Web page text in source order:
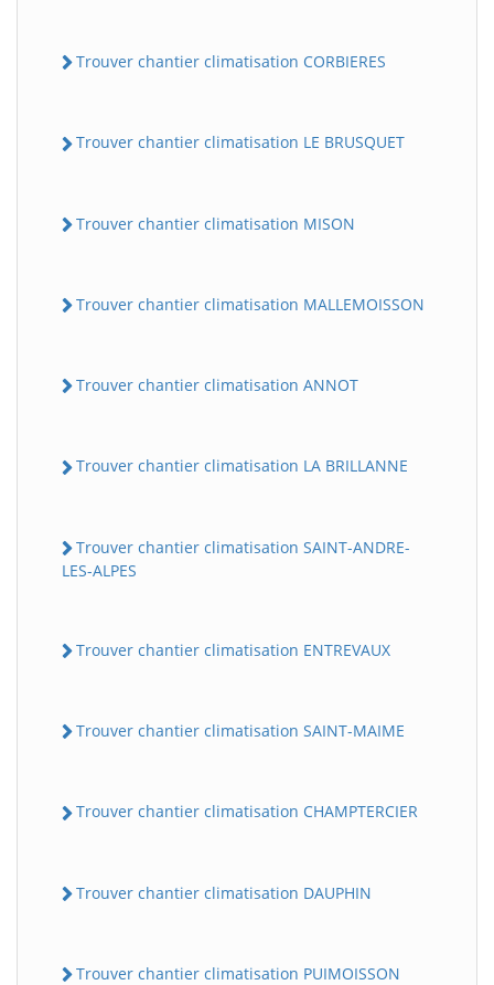
Trouver chantier climatisation CORBIERES
Trouver chantier climatisation LE BRUSQUET
Trouver chantier climatisation MISON
Trouver chantier climatisation MALLEMOISSON
Trouver chantier climatisation ANNOT
Trouver chantier climatisation LA BRILLANNE
Trouver chantier climatisation SAINT-ANDRE-
LES-ALPES
Trouver chantier climatisation ENTREVAUX
Trouver chantier climatisation SAINT-MAIME
Trouver chantier climatisation CHAMPTERCIER
Trouver chantier climatisation DAUPHIN
Trouver chantier climatisation PUIMOISSON